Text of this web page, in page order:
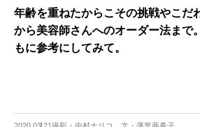
年齢を重ねたからこその挑戦やこだ
から美容師さんへのオーダー法まで
もに参考にしてみて。